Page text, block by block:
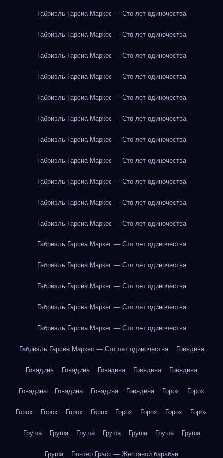
Габриэль Гарсиа Маркес — Сто лет одиночества
Габриэль Гарсиа Маркес — Сто лет одиночества
Габриэль Гарсиа Маркес — Сто лет одиночества
Габриэль Гарсиа Маркес — Сто лет одиночества
Габриэль Гарсиа Маркес — Сто лет одиночества
Габриэль Гарсиа Маркес — Сто лет одиночества
Габриэль Гарсиа Маркес — Сто лет одиночества
Габриэль Гарсиа Маркес — Сто лет одиночества
Габриэль Гарсиа Маркес — Сто лет одиночества
Габриэль Гарсиа Маркес — Сто лет одиночества
Габриэль Гарсиа Маркес — Сто лет одиночества
Габриэль Гарсиа Маркес — Сто лет одиночества
Габриэль Гарсиа Маркес — Сто лет одиночества
Габриэль Гарсиа Маркес — Сто лет одиночества
Габриэль Гарсиа Маркес — Сто лет одиночества
Габриэль Гарсиа Маркес — Сто лет одиночества
Габриэль Гарсиа Маркес — Сто лет одиночества Говядина
Говядина Говядина Говядина Говядина Говядина
Говядина Говядина Говядина Говядина Горох Горох
Горох Горох Горох Горох Горох Горох Горох Горох
Груша Груша Груша Груша Груша Груша Груша
Груша Гюнтер Грасс — Жестяной барабан